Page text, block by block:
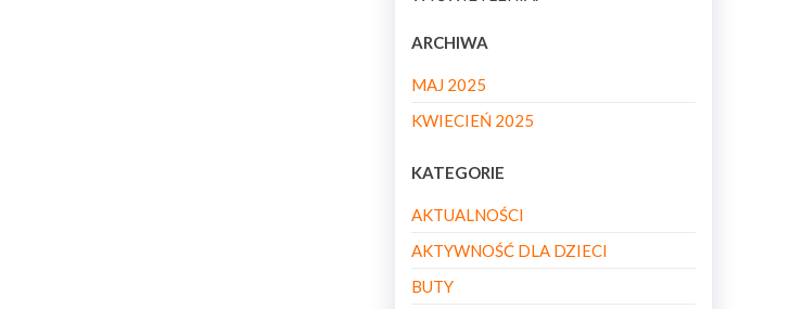
ARCHIWA
MAJ 2025
KWIECIEŃ 2025
KATEGORIE
AKTUALNOŚCI
AKTYWNOŚĆ DLA DZIECI
BUTY